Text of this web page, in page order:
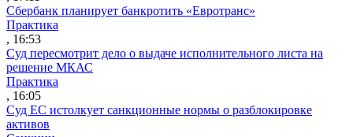
Сбербанк планирует банкротить «Евротранс»
Практика
, 16:53
Суд пересмотрит дело о выдаче исполнительного листа на
решение МКАС
Практика
, 16:05
Суд ЕС истолкует санкционные нормы о разблокировке
активов